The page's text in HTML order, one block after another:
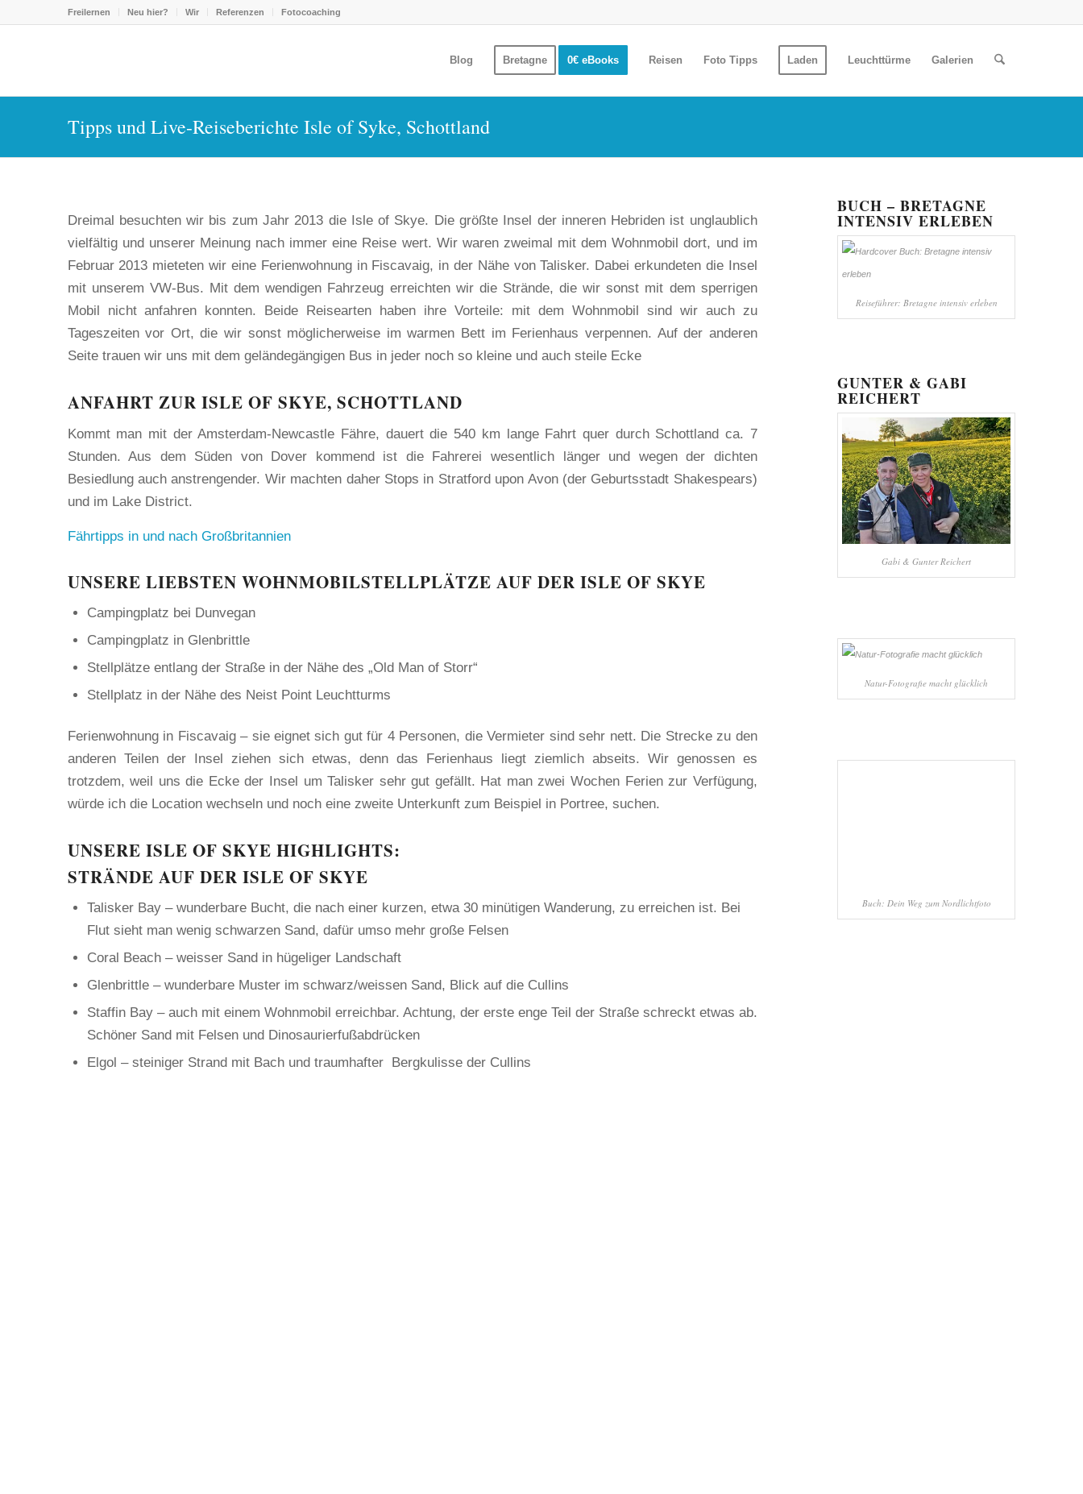
Freilernen Neu hier? Wir Referenzen Fotocoaching
Blog Bretagne 0€ eBooks Reisen Foto Tipps Laden Leuchttürme Galerien
Tipps und Live-Reiseberichte Isle of Syke, Schottland
Dreimal besuchten wir bis zum Jahr 2013 die Isle of Skye. Die größte Insel der inneren Hebriden ist unglaublich
vielfältig und unserer Meinung nach immer eine Reise wert. Wir waren zweimal mit dem Wohnmobil dort, und im
Februar 2013 mieteten wir eine Ferienwohnung in Fiscavaig, in der Nähe von Talisker. Dabei erkundeten die Insel
mit unserem VW-Bus. Mit dem wendigen Fahrzeug erreichten wir die Strände, die wir sonst mit dem sperrigen
Mobil nicht anfahren konnten. Beide Reisearten haben ihre Vorteile: mit dem Wohnmobil sind wir auch zu
Tageszeiten vor Ort, die wir sonst möglicherweise im warmen Bett im Ferienhaus verpennen. Auf der anderen
Seite trauen wir uns mit dem geländegängigen Bus in jeder noch so kleine und auch steile Ecke
ANFAHRT ZUR ISLE OF SKYE, SCHOTTLAND
Kommt man mit der Amsterdam-Newcastle Fähre, dauert die 540 km lange Fahrt quer durch Schottland ca. 7
Stunden. Aus dem Süden von Dover kommend ist die Fahrerei wesentlich länger und wegen der dichten
Besiedlung auch anstrengender. Wir machten daher Stops in Stratford upon Avon (der Geburtsstadt Shakespears)
und im Lake District.
Fährtipps in und nach Großbritannien
UNSERE LIEBSTEN WOHNMOBILSTELLPLÄTZE AUF DER ISLE OF SKYE
Campingplatz bei Dunvegan
Campingplatz in Glenbrittle
Stellplätze entlang der Straße in der Nähe des „Old Man of Storr“
Stellplatz in der Nähe des Neist Point Leuchtturms
Ferienwohnung in Fiscavaig – sie eignet sich gut für 4 Personen, die Vermieter sind sehr nett. Die Strecke zu den
anderen Teilen der Insel ziehen sich etwas, denn das Ferienhaus liegt ziemlich abseits. Wir genossen es
trotzdem, weil uns die Ecke der Insel um Talisker sehr gut gefällt. Hat man zwei Wochen Ferien zur Verfügung,
würde ich die Location wechseln und noch eine zweite Unterkunft zum Beispiel in Portree, suchen.
UNSERE ISLE OF SKYE HIGHLIGHTS:
STRÄNDE AUF DER ISLE OF SKYE
Talisker Bay – wunderbare Bucht, die nach einer kurzen, etwa 30 minütigen Wanderung, zu erreichen ist. Bei
Flut sieht man wenig schwarzen Sand, dafür umso mehr große Felsen
Coral Beach – weisser Sand in hügeliger Landschaft
Glenbrittle – wunderbare Muster im schwarz/weissen Sand, Blick auf die Cullins
Staffin Bay – auch mit einem Wohnmobil erreichbar. Achtung, der erste enge Teil der Straße schreckt etwas ab.
Schöner Sand mit Felsen und Dinosaurierfußabdrücken
Elgol – steiniger Strand mit Bach und traumhafter Bergkulisse der Cullins
BUCH – BRETAGNE
INTENSIV ERLEBEN
Reiseführer: Bretagne intensiv erleben
GUNTER & GABI
REICHERT
Gabi & Gunter Reichert
Natur-Fotografie macht glücklich
Buch: Dein Weg zum Nordlichtfoto